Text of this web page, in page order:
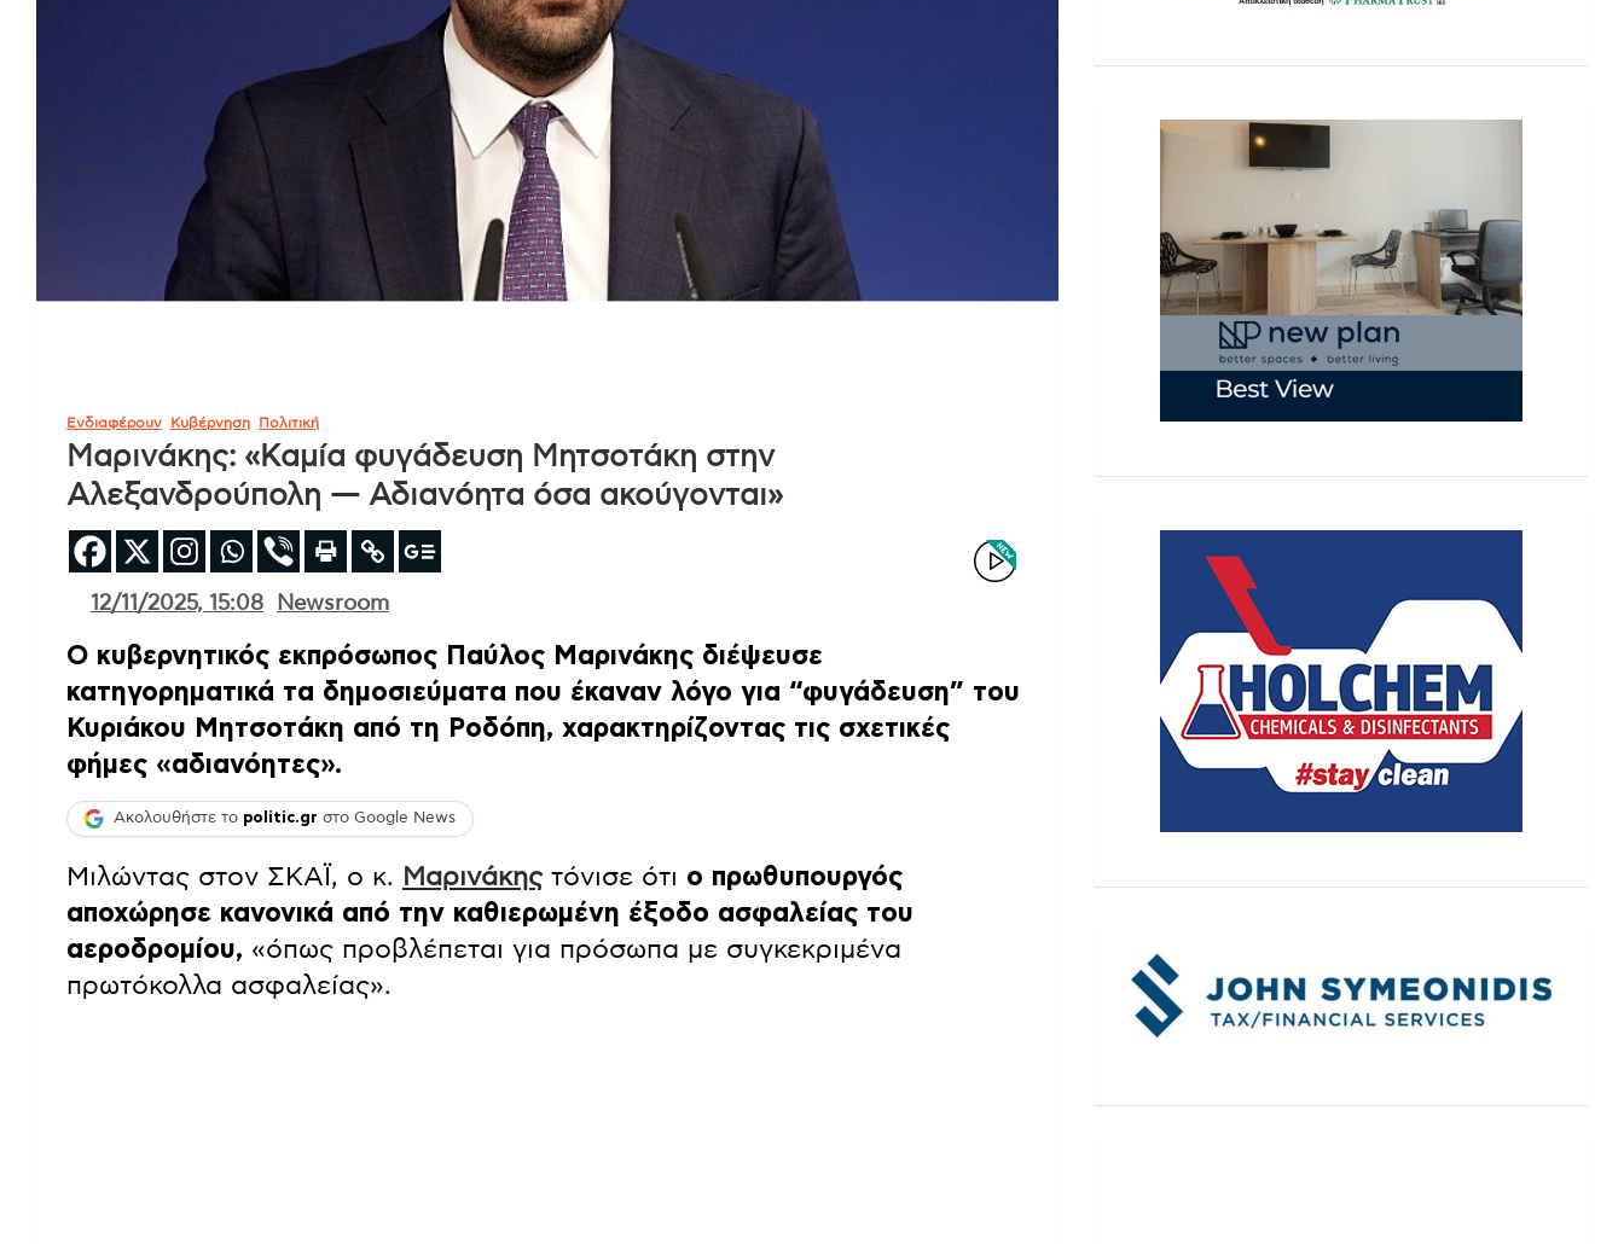
Ενδιαφέρουν Κυβέρνηση Πολιτική
Μαρινάκης: «Καμία φυγάδευση Μητσοτάκη στην
Αλεξανδρούπολη — Αδιανόητα όσα ακούγονται»
12/11/2025, 15:08 Newsroom
Ο κυβερνητικός εκπρόσωπος Παύλος Μαρινάκης διέψευσε
κατηγορηματικά τα δημοσιεύματα που έκαναν λόγο για “φυγάδευση” του
Κυριάκου Μητσοτάκη από τη Ροδόπη, χαρακτηρίζοντας τις σχετικές
φήμες «αδιανόητες».
Ακολουθήστε το politic.gr στο Google News
Μιλώντας στον ΣΚΑΪ, ο κ. Μαρινάκηςτόνισε ότι ο πρωθυπουργός
αποχώρησε κανονικά από την καθιερωμένη έξοδο ασφαλείας του
αεροδρομίου, «όπως προβλέπεται για πρόσωπα με συγκεκριμένα
πρωτόκολλα ασφαλείας».